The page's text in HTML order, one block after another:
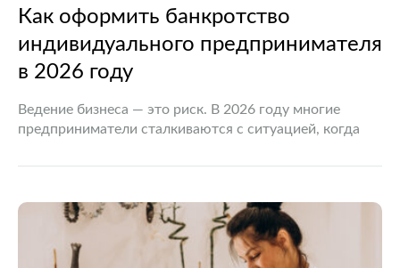
Как оформить банкротство
индивидуального предпринимателя
в 2026 году
Ведение бизнеса — это риск. В 2026 году многие
предприниматели сталкиваются с ситуацией, когда
предоставляет легальный механизм полного списания